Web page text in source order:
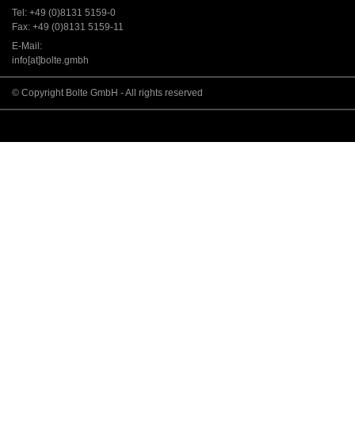
Tel: +49 (0)8131 5159-0
Fax: +49 (0)8131 5159-11
E-Mail:
info[at]bolte.gmbh
© Copyright Bolte GmbH - All rights reserved